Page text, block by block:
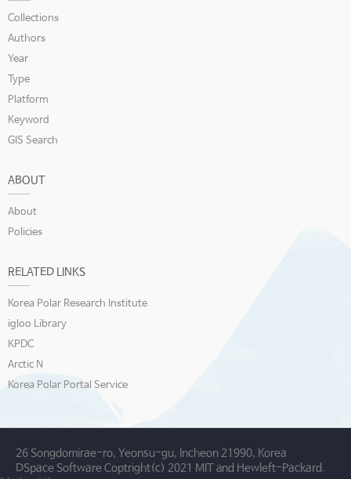
Collections
Authors
Year
Type
Platform
Keyword
GIS Search
ABOUT
About
Policies
RELATED LINKS
Korea Polar Research Institute
igloo Library
KPDC
Arctic N
Korea Polar Portal Service
26 Songdomirae-ro, Yeonsu-gu, Incheon 21990, Korea
DSpace Software Coptright(c) 2021 MIT and Hewleft-Packard.